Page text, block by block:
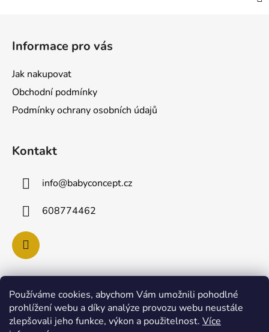
Používáme cookies, abychom Vám umožnili pohodlné
prohlížení webu a díky analýze provozu webu neustále
zlepšovali jeho funkce, výkon a použitelnost. Více
Informace pro vás
Jak nakupovat
Obchodní podmínky
Podmínky ochrany osobních údajů
Kontakt
info@babyconcept.cz
608774462
Poslední hodnocení produktů